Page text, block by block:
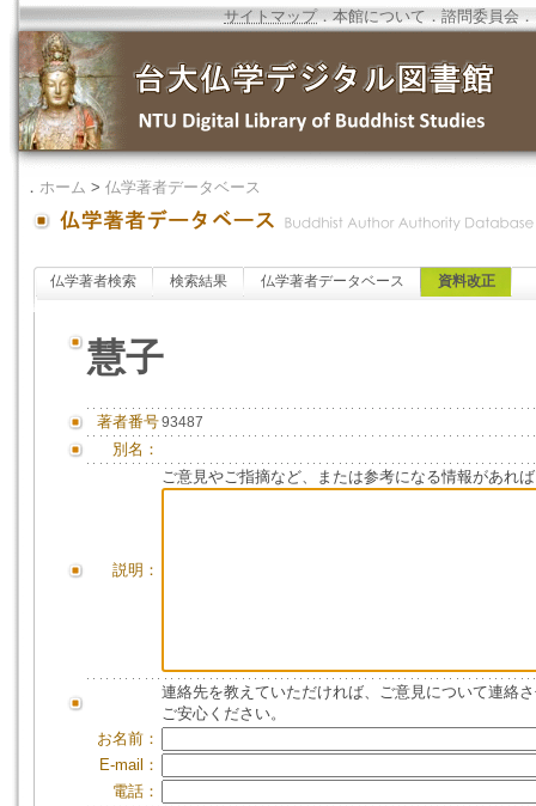
サイトマップ．本館について ．諮問委員会 ．
． ホーム > 仏学著者データベース
仏学著者検索 検索結果 仏学著者データベース 資料改正
慧子
著者番号93487
別名：
説明：
ご意見やご指摘など、または参考になる情報があれ
連絡先を教えていただければ、ご意見について連絡
ご安心ください。
お名前：
E-mail：
電話：